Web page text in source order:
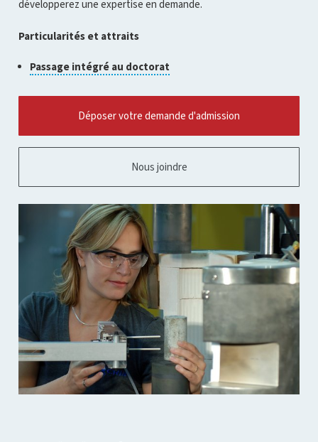
développerez une expertise en demande.
Particularités et attraits
Passage intégré au doctorat
ouvrir
l'infobulle
Déposer votre demande d'admission
Nous joindre